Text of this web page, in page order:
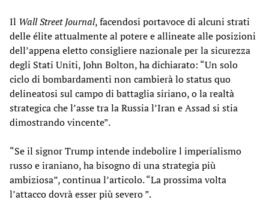
Il Wall Street Journal, facendosi portavoce di alcuni strati
delle élite attualmente al potere e allineate alle posizioni
dell’appena eletto consigliere nazionale per la sicurezza
degli Stati Uniti, John Bolton, ha dichiarato: “Un solo
ciclo di bombardamenti non cambierà lo status quo
delineatosi sul campo di battaglia siriano, o la realtà
strategica che l’asse tra la Russia l’Iran e Assad si stia
dimostrando vincente”.
“Se il signor Trump intende indebolire l imperialismo
russo e iraniano, ha bisogno di una strategia più
ambiziosa”, continua l’articolo. “La prossima volta
l’attacco dovrà esser più severo ”.